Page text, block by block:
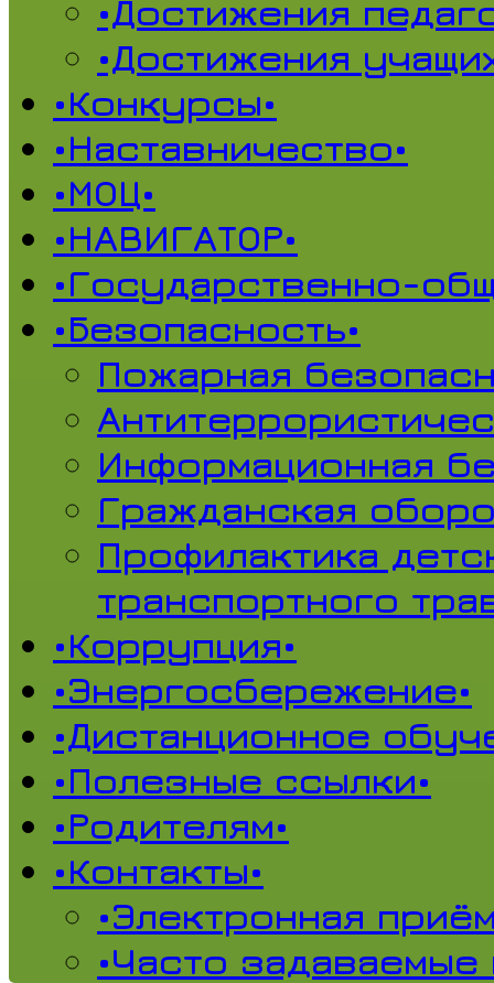
•Достижения
•Достижения
•Конкурсы•
•Наставничество•
•МОЦ•
•НАВИГАТОР•
•Государственно-
•Безопасность•
Пожарная
Информационная
Гражданская
Профилактика
транспортного
•Коррупция•
•Энергосбережение•
•Дистанционное
•Полезные ссылки•
•Родителям•
•Контакты•
•Электронная
•Часто